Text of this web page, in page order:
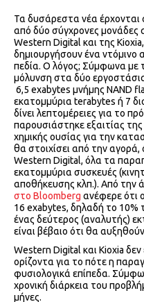
Τα δυσάρεστα νέα έρχονται
από δύο σύγχρονες μονάδες
Western Digital και της
δημιουργήσουν ένα ντόμινο
πεδία. Ο λόγος; Σύμφωνα με
μόλυνση στα δύο
6,5 exabytes μνήμης NAND
εκατομμύρια terabytes ή 7
δίνει λεπτομέρειες για το
παρουσιάστηκε εξαιτίας
χημικής ουσίας για την
θα στοιχίσει από την αγορά,
Western Digital, όλα τα
εκατομμύρια συσκευές
αποθήκευσης κλπ.). Από την
στο Bloomberg ανέφερε ότι
16 exabytes, δηλαδή το 10%
ένας δεύτερος (αναλυτής)
είναι βέβαιο ότι θα
Western Digital και Kioxia δεν
ορίζοντα για το πότε η
φυσιολογικά επίπεδα.
χρονική διάρκεια του
μήνες.